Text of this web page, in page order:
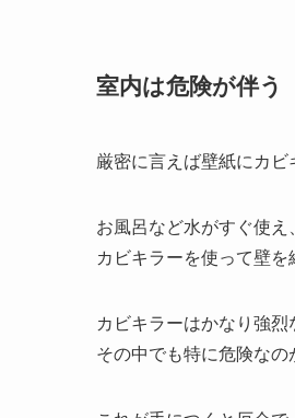
室内は危険が伴う
厳密に言えば壁紙にカビ
お風呂など水がすぐ使
カビキラーを使って壁を
カビキラーはかなり強烈
その中でも特に危険なの